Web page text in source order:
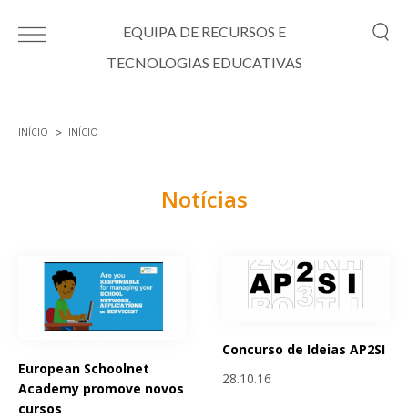
EQUIPA DE RECURSOS E
TECNOLOGIAS EDUCATIVAS
INÍCIO INÍCIO
Notícias
European Schoolnet
Academy promove novos
cursos
Concurso de Ideias AP2SI
28.10.16
Páginas